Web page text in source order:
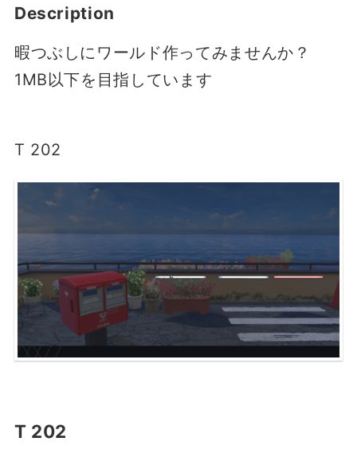
Description
暇つぶしにワールド作ってみませんか？
1MB以下を目指しています
T 202
T 202